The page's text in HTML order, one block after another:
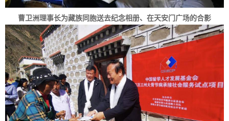
曹卫洲理事长为藏族同胞送去纪念相册、在天安门广场的合影